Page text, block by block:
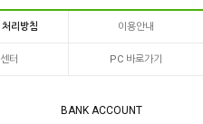
리방침 이용안내
터 PC 바로가기
BANK ACCOUNT